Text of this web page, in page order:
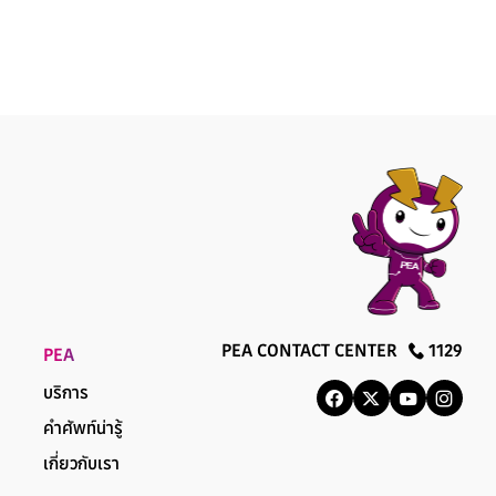
PEA
บริการ
คำศัพท์น่ารู้
เกี่ยวกับเรา
PEA CONTACT CENTER 1129